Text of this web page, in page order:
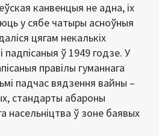
канвенцыя не адна, іх
у сябе чатыры асноўныя
цягам некалькіх
падпісаныя ў 1949 годзе. У
правілы гуманнага
падчас вядзення вайны –
стандарты абароны
насельніцтва ў зоне баявых